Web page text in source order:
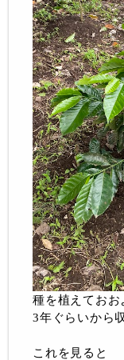
種を植えておお
3年ぐらいから
これを見ると